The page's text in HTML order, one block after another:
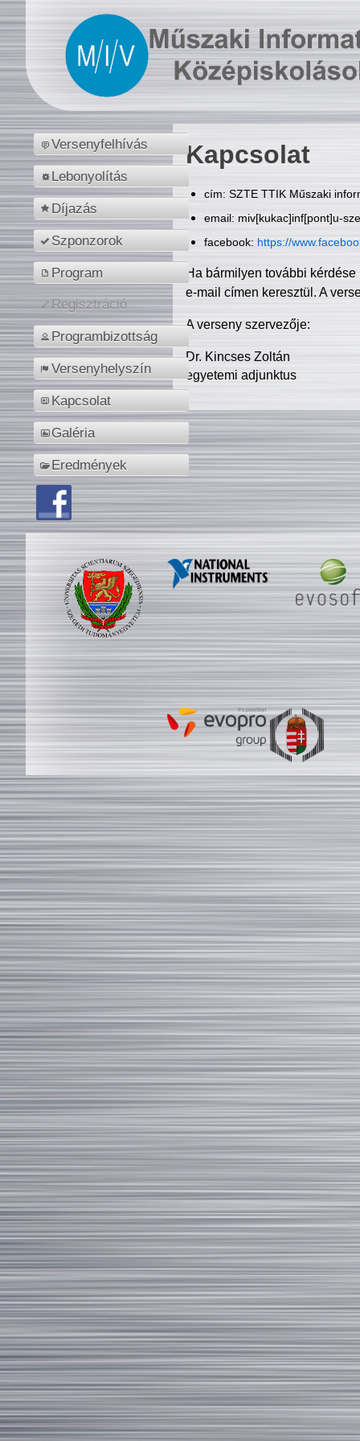
Versenyfelhívás
Lebonyolítás
Díjazás
Szponzorok
Program
Regisztráció
Programbizottság
Versenyhelyszín
Kapcsolat
Galéria
Eredmények
Kapcsolat
cím: SZTE TTIK Műszaki
email: miv[kukac]inf[pont]u-
facebook: https://
Ha bármilyen további
e-mail címen keresztül. A
A verseny szervezője:
Dr. Kincses Zoltán
egyetemi adjunktus